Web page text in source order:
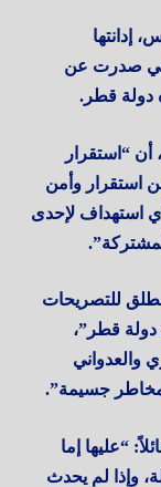
إدانتها
صدرت عن
دولة قطر.
أن “استقرار
استقرار وأمن
استهداف لإحدى
للتصريحات
دولة قطر”،
والعدواني
مخاطر جسيمة”.
“عليها إما
وإذا لم يحدث